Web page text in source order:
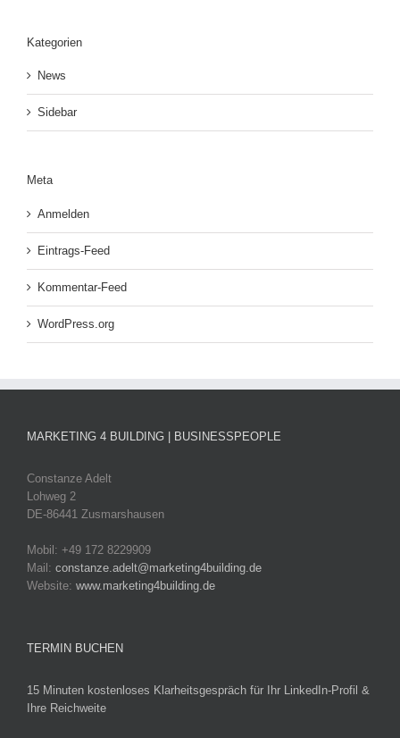
Kategorien
News
Sidebar
Meta
Anmelden
Eintrags-Feed
Kommentar-Feed
WordPress.org
MARKETING 4 BUILDING | BUSINESSPEOPLE
Constanze Adelt
Lohweg 2
DE-86441 Zusmarshausen
Mobil: +49 172 8229909
Mail: constanze.adelt@marketing4building.de
Website: www.marketing4building.de
TERMIN BUCHEN
15 Minuten kostenloses Klarheitsgespräch für Ihr LinkedIn-Profil &
Ihre Reichweite